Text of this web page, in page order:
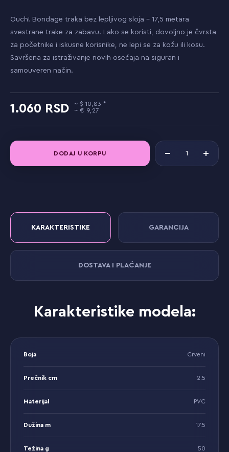
Ouch! Bondage traka bez lepljivog sloja – 17,5 metara
svestrane trake za zabavu. Lako se koristi, dovoljno je čvrsta
za početnike i iskusne korisnike, ne lepi se za kožu ili kosu.
Savršena za istraživanje novih osećaja na siguran i
samouveren način.
1.060
10,83
9,27
DODAJ U KORPU
KARAKTERISTIKE GARANCIJA
DOSTAVA I PLAĆANJE
Karakteristike modela:
Boja Crveni
Prečnik cm 2.5
Materijal PVC
Dužina m 17.5
Težina g 50